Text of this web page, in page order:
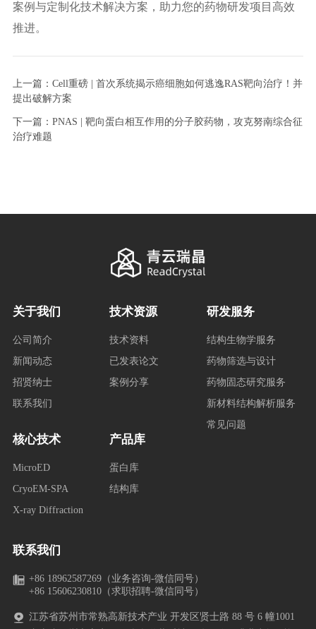
案例与定制化技术解决方案，助力您的药物研发项目高效
推进。
上一篇：Cell重磅 | 首次系统揭示癌细胞如何逃逸RAS靶向治疗！并
提出破解方案
下一篇：PNAS | 靶向蛋白相互作用的分子胶药物，攻克努南综合征
治疗难题
研发服务
结构生物学服务
药物筛选与设计
药物固态研究服务
新材料结构解析服务
常见问题
产品库
蛋白库
结构库
核心技术
MicroED
CryoEM-SPA
X-ray Diffraction
技术资源
技术资料
已发表论文
案例分享
关于我们
公司简介
新闻动态
招贤纳士
联系我们
联系我们
+86 18962587269（业务咨询-微信同号）
+86 15606230810（求职招聘-微信同号）
江苏省苏州市常熟高新技术产业 开发区贤士路 88 号 6 幢1001